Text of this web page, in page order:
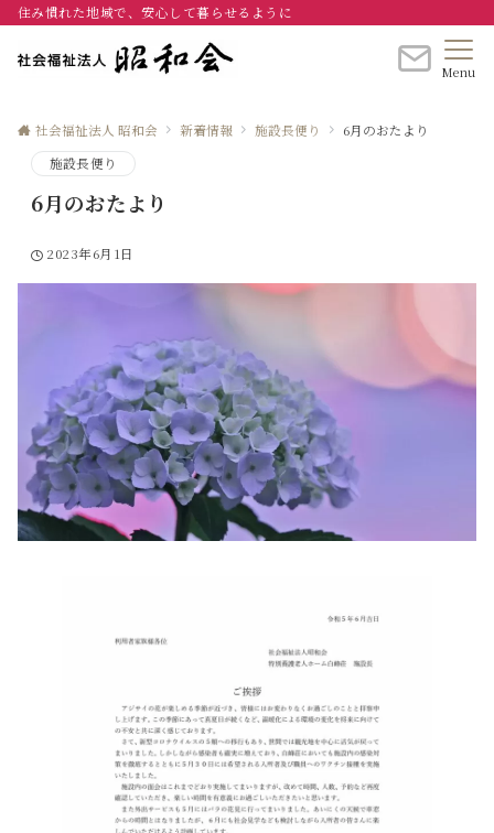
住み慣れた地域で、安心して暮らせるように
Menu
社会福祉法人 昭和会 新着情報 施設長便り
6月のおたより
施設長便り
6月のおたより
2023年6月1日